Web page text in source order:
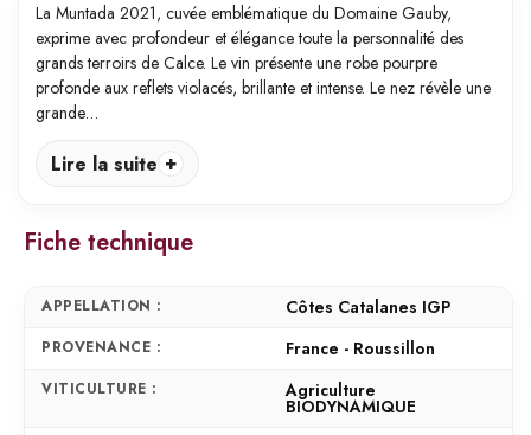
La Muntada 2021, cuvée emblématique du Domaine Gauby,
exprime avec profondeur et élégance toute la personnalité des
grands terroirs de Calce. Le vin présente une robe pourpre
profonde aux reflets violacés, brillante et intense. Le nez révèle une
grande…
Lire la suite
Fiche technique
APPELLATION : Côtes Catalanes IGP
PROVENANCE : France - Roussillon
VITICULTURE : Agriculture
BIODYNAMIQUE